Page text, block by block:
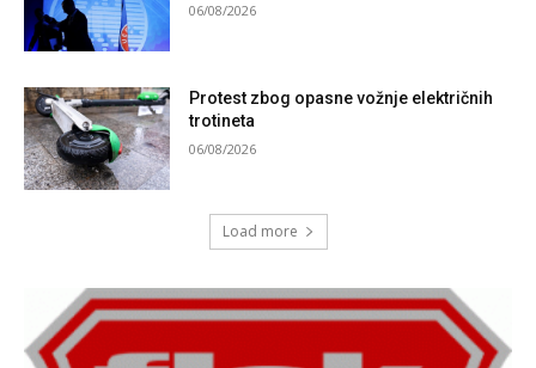
06/08/2026
Protest zbog opasne vožnje električnih
trotineta
06/08/2026
Load more